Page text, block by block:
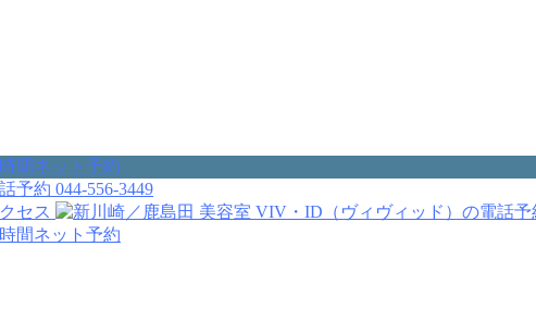
044-556-3449